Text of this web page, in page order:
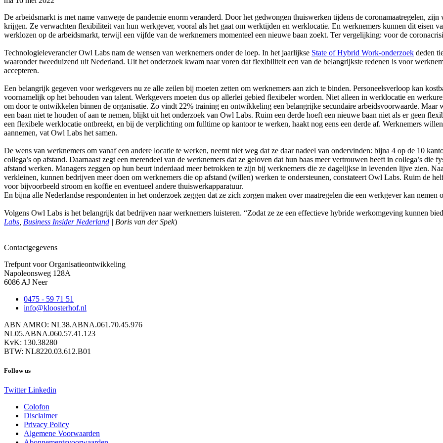
De arbeidsmarkt is met name vanwege de pandemie enorm veranderd. Door het gedwongen thuiswerken tijdens de coronamaatregelen,
krijgen. Ze verwachten flexibiliteit van hun werkgever, vooral als het gaat om werktijden en werklocatie. En werknemers kunnen dit eisen
werklozen op de arbeidsmarkt, terwijl een vijfde van de werknemers momenteel een nieuwe baan zoekt. Ter vergelijking: voor de
Technologieleverancier Owl Labs nam de wensen van werknemers onder de loep. In het jaarlijkse State of Hybrid Work-onderzoek deden
waaronder tweeduizend uit Nederland. Uit het onderzoek kwam naar voren dat flexibiliteit een van de belangrijkste redenen is voor
accepteren.
Een belangrijk gegeven voor werkgevers nu ze alle zeilen bij moeten zetten om werknemers aan zich te binden. Personeelsverloop kan
voornamelijk op het behouden van talent. Werkgevers moeten dus op allerlei gebied flexibeler worden. Niet alleen in werklocatie en
om door te ontwikkelen binnen de organisatie. Zo vindt 22% training en ontwikkeling een belangrijke secundaire arbeidsvoorwaarde.
een baan niet te houden of aan te nemen, blijkt uit het onderzoek van Owl Labs. Ruim een derde hoeft een nieuwe baan niet als er geen
een flexibele werklocatie ontbreekt, en bij de verplichting om fulltime op kantoor te werken, haakt nog eens een derde af. Werknemers
aannemen, vat Owl Labs het samen.
De wens van werknemers om vanaf een andere locatie te werken, neemt niet weg dat ze daar nadeel van ondervinden: bijna 4 op de 10
collega’s op afstand. Daarnaast zegt een merendeel van de werknemers dat ze geloven dat hun baas meer vertrouwen heeft in collega’s
afstand werken. Managers zeggen op hun beurt inderdaad meer betrokken te zijn bij werknemers die ze dagelijkse in levenden lijve zien.
verkleinen, kunnen bedrijven meer doen om werknemers die op afstand (willen) werken te ondersteunen, constateert Owl Labs. Ruim de
voor bijvoorbeeld stroom en koffie en eventueel andere thuiswerkapparatuur.
En bijna alle Nederlandse respondenten in het onderzoek zeggen dat ze zich zorgen maken over maatregelen die een werkgever kan
Volgens Owl Labs is het belangrijk dat bedrijven naar werknemers luisteren. “Zodat ze ze een effectieve hybride werkomgeving kunnen
Labs Business Insider Nederland | Boris van der Spek)
Contactgegevens
Trefpunt voor Organisatieontwikkeling
Napoleonsweg 128A
6086 AJ Neer
0475 - 59 71 51
info@kloosterhof.nl
ABN AMRO: NL38.ABNA.061.70.45.976
NL05.ABNA.060.57.41.123
KvK: 130.38280
BTW: NL8220.03.612.B01
Follow us
Twitter Linkedin
Colofon
Disclaimer
Privacy Policy
Algemene Voorwaarden